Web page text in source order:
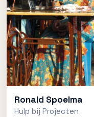
Ronald Spoelma
Hulp bij Projecten